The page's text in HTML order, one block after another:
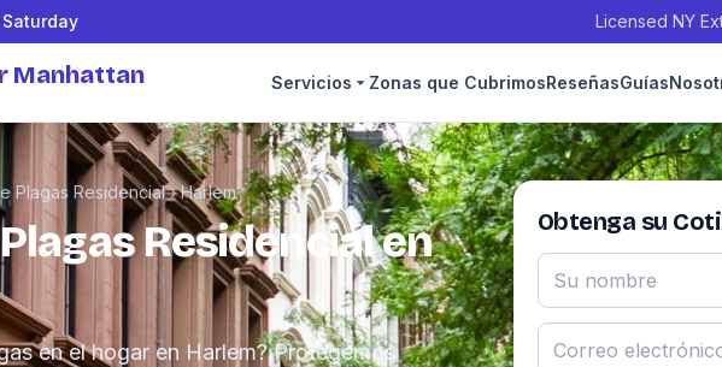
Saturday Licensed NY
Manhattan Servicios Zonas que CubrimosReseñasGuías
Plagas Residencial›Harlem
Residencial en
en el hogar en Harlem? Protegemos
Obtenga su